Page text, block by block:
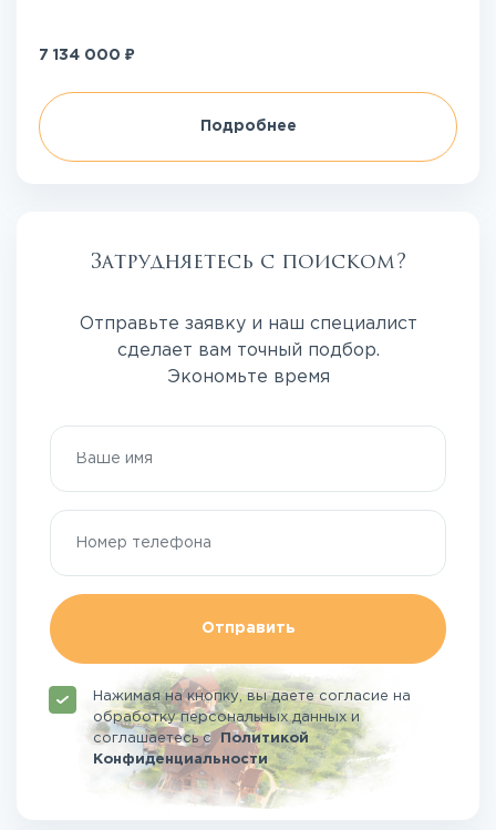
7 134 000 ₽
Подробнее
Затрудняетесь с поиском?
Отправьте заявку и наш специалист
сделает вам точный подбор.
Экономьте время
Отправить
Нажимая на кнопку, вы даете согласие на
обработку персональных данных и
соглашаетесьсПолитикой
Конфиденциальности